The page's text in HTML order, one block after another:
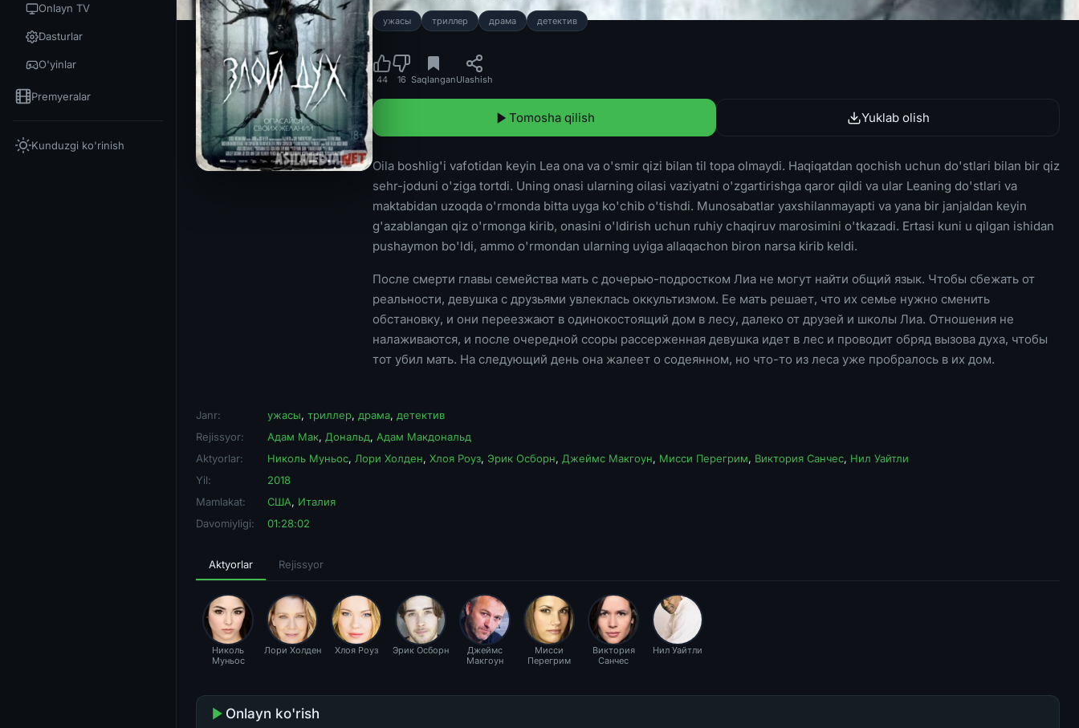
Onlayn TV
Dasturlar
O'yinlar
Premyeralar
Kunduzgi ko'rinish
ужасы триллер драма детектив
44 16 SaqlanganUlashish
Tomosha qilish Yuklab olish
Oila boshlig'i vafotidan keyin Lea ona va o'smir qizi bilan til topa olmaydi. Haqiqatdan qochish uchun do'stlari bilan bir qiz
sehr-joduni o'ziga tortdi. Uning onasi ularning oilasi vaziyatni o'zgartirishga qaror qildi va ular Leaning do'stlari va
maktabidan uzoqda o'rmonda bitta uyga ko'chib o'tishdi. Munosabatlar yaxshilanmayapti va yana bir janjaldan keyin
g'azablangan qiz o'rmonga kirib, onasini o'ldirish uchun ruhiy chaqiruv marosimini o'tkazadi. Ertasi kuni u qilgan ishidan
pushaymon bo'ldi, ammo o'rmondan ularning uyiga allaqachon biron narsa kirib keldi.
После смерти главы семейства мать с дочерью-подростком Лиа не могут найти общий язык. Чтобы сбежать от
реальности, девушка с друзьями увлеклась оккультизмом. Ее мать решает, что их семье нужно сменить
обстановку, и они переезжают в одинокостоящий дом в лесу, далеко от друзей и школы Лиа. Отношения не
налаживаются, и после очередной ссоры рассерженная девушка идет в лес и проводит обряд вызова духа, чтобы
тот убил мать. На следующий день она жалеет о содеянном, но что-то из леса уже пробралось в их дом.
Janr: ужасы, триллер, драма, детектив
Rejissyor:
Адам Мак, Дональд, Адам Макдональд
Aktyorlar:
Николь Муньос, Лори Холден, Хлоя Роуз, Эрик Осборн, Джеймс Макгоун, Мисси Перегрим, Виктория Санчес, Нил Уайтли
Yil:
2018
Mamlakat:
США, Италия
Davomiyligi:
01:28:02
Aktyorlar Rejissyor
Николь
Муньос
Лори Холден Хлоя Роуз Эрик Осборн
Джеймс
Макгоун
Мисси
Перегрим
Виктория
Санчес
Нил Уайтли
Onlayn ko'rish